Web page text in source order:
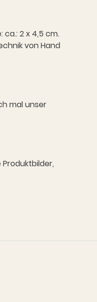
2 x 4,5 cm.
von Hand
mal unser